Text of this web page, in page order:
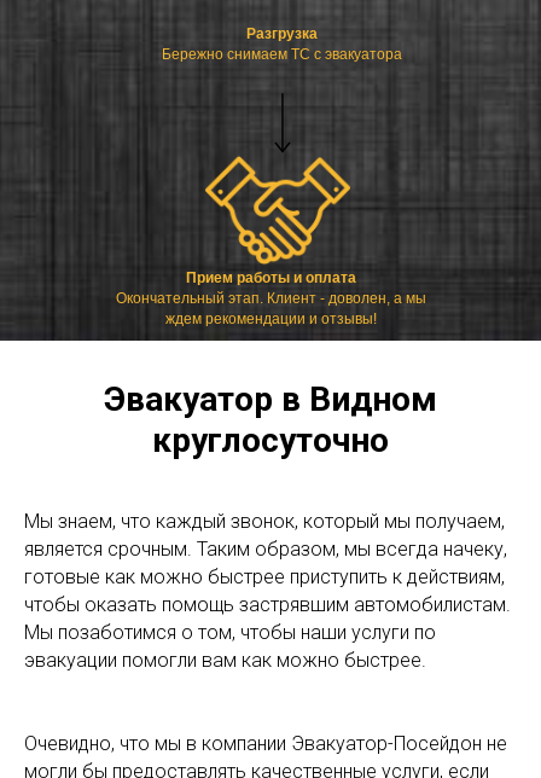
Разгрузка
Бережно снимаем ТС с эвакуатора
Прием работы и оплата
Окончательный этап. Клиент - доволен, а мы
ждем рекомендации и отзывы!
Эвакуатор в Видном
круглосуточно
Мы знаем, что каждый звонок, который мы получаем,
является срочным. Таким образом, мы всегда начеку,
готовые как можно быстрее приступить к действиям,
чтобы оказать помощь застрявшим автомобилистам.
Мы позаботимся о том, чтобы наши услуги по
эвакуации помогли вам как можно быстрее.
Очевидно, что мы в компании Эвакуатор-Посейдон не
могли бы предоставлять качественные услуги, если